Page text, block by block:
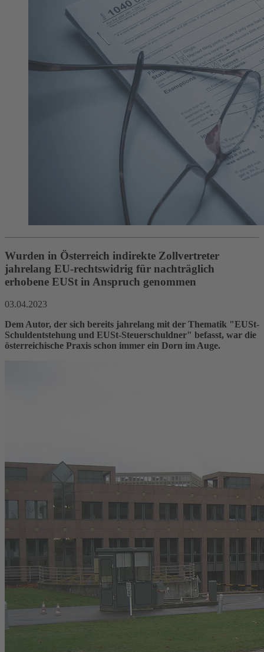
Wurden in Österreich indirekte Zollvertreter
jahrelang EU-rechtswidrig für nachträglich
erhobene EUSt in Anspruch genommen
03.04.2023
Dem Autor, der sich bereits jahrelang mit der Thematik "EUSt-
Schuldentstehung und EUSt-Steuerschuldner" befasst, war die
österreichische Praxis schon immer ein Dorn im Auge.